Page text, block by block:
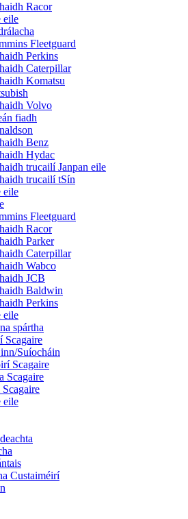
Racor
eile
Fleetguard
Perkins
Caterpillar
Komatsu
Volvo
fiadh
Benz
Hydac
trucailí Janpan eile
trucailí tSín
eile
Fleetguard
Racor
Parker
Caterpillar
Wabco
JCB
Baldwin
Perkins
eile
spártha
Scagaire
Suíocháin
Scagaire
Scagaire
eile
Custaiméirí